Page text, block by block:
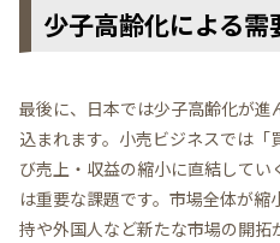
少子高齢化による
最後に、日本では少子高齢化が進
込まれます。小売ビジネスでは「
び売上・収益の縮小に直結して
は重要な課題です。市場全体が
持や外国人など新たな市場の開拓